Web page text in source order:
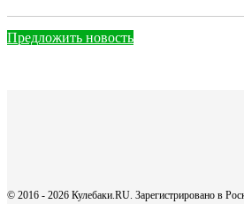
Предложить новость
© 2016 - 2026 Кулебаки.RU. Зарегистрировано в